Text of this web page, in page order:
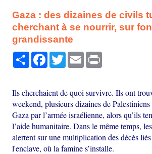
Gaza : des dizaines de civils
cherchant à se nourrir, sur
grandissante
PartagerFacebook
TwitterEmail
Ils cherchaient de quoi survivre. Ils ont
weekend, plusieurs dizaines de Palestiniens
Gaza par l’armée israélienne, alors qu’ils
l’aide humanitaire. Dans le même temps,
alertent sur une multiplication des décès
l'enclave, où la famine s’installe.